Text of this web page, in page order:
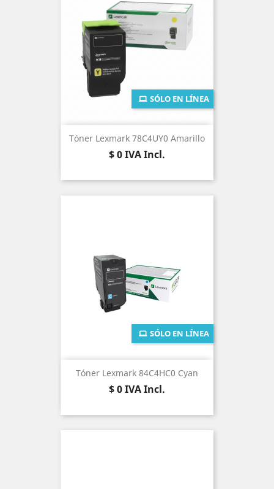
Tóner Lexmark 78C4UY0 Amarillo
Precio
$ 0IVA Incl.
SÓLO EN LÍNEA
Tóner Lexmark 84C4HC0 Cyan
Precio
$ 0IVA Incl.
SÓLO EN LÍNEA